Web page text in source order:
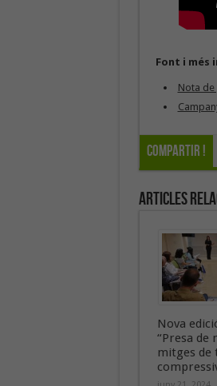
Font i més
Nota de
Compartir !
Articles
Nova
“Presa de
mitges de